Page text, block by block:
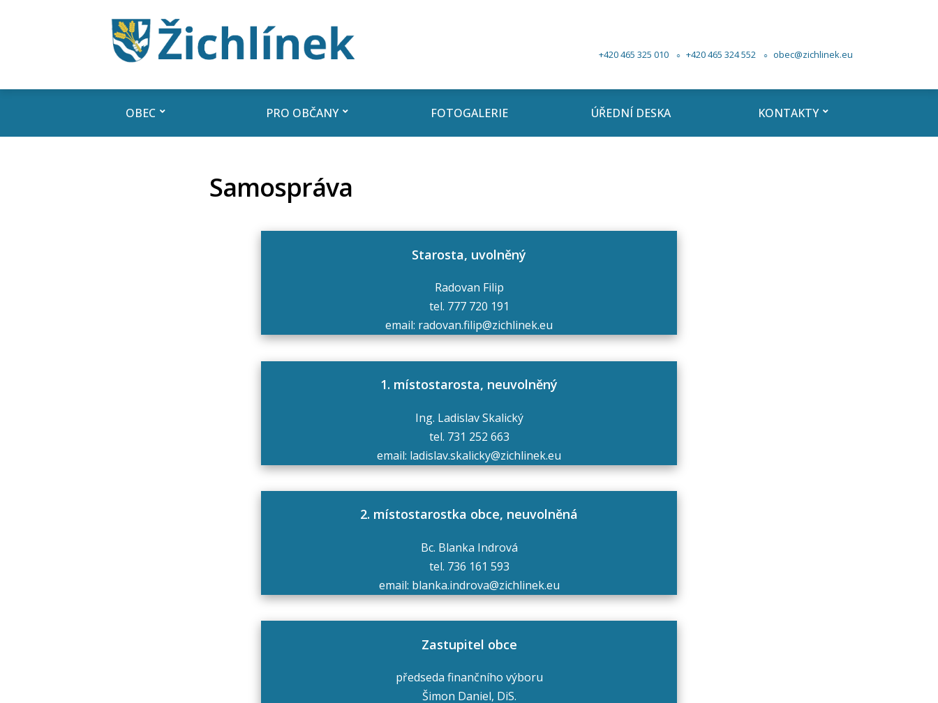
+420 465 325 010 +420 465 324 552 obec@zichlinek.eu
OBEC PRO OBČANY FOTOGALERIE ÚŘEDNÍ DESKA KONTAKTY
Samospráva
Starosta, uvolněný
Radovan Filip
tel. 777 720 191
email: radovan.filip@zichlinek.eu
1. místostarosta, neuvolněný
Ing. Ladislav Skalický
tel. 731 252 663
email: ladislav.skalicky@zichlinek.eu
2. místostarostka obce, neuvolněná
Bc. Blanka Indrová
tel. 736 161 593
email: blanka.indrova@zichlinek.eu
Zastupitel obce
předseda finančního výboru
Šimon Daniel, DiS.